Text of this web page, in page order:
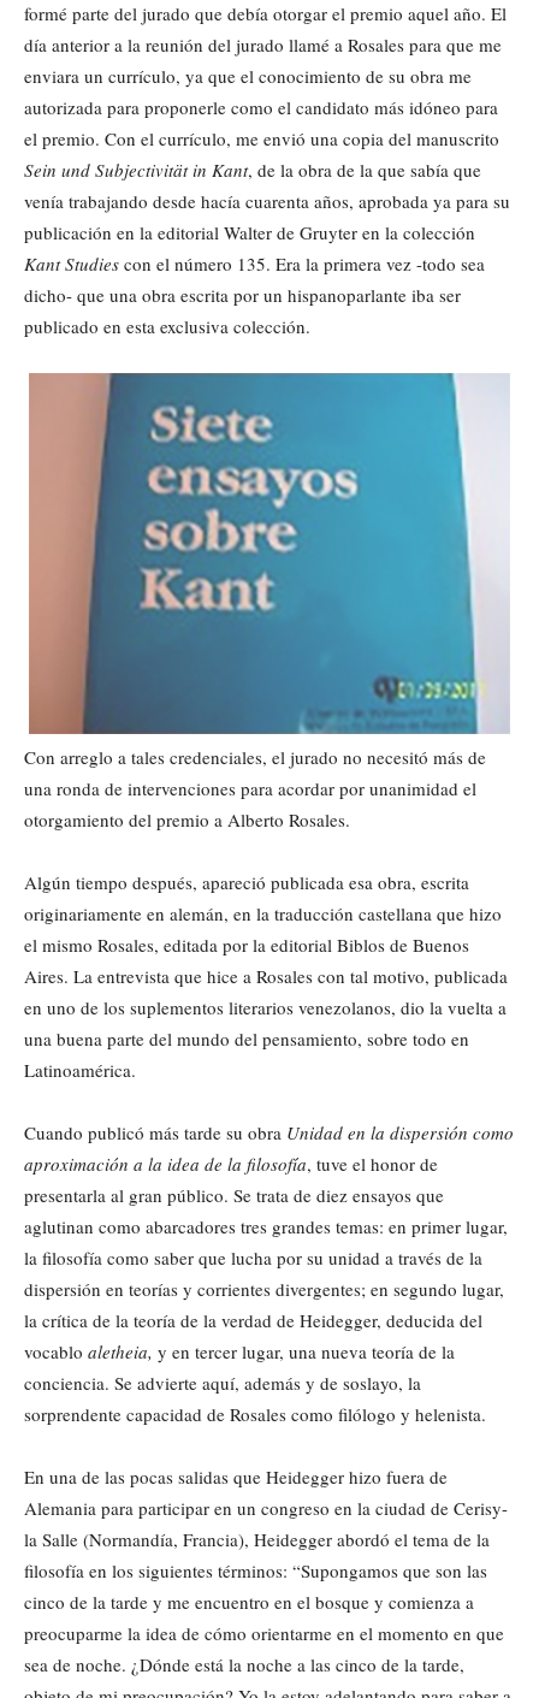
formé parte del jurado que debía otorgar el premio aquel año. El
día anterior a la reunión del jurado llamé a Rosales para que me
enviara un currículo, ya que el conocimiento de su obra me
autorizada para proponerle como el candidato más idóneo para
el premio. Con el currículo, me envió una copia del manuscrito
Sein und Subjectivität in Kant, de la obra de la que sabía que
venía trabajando desde hacía cuarenta años, aprobada ya para su
publicación en la editorial Walter de Gruyter en la colección
Kant Studies con el número 135. Era la primera vez -todo sea
dicho- que una obra escrita por un hispanoparlante iba ser
publicado en esta exclusiva colección.
Con arreglo a tales credenciales, el jurado no necesitó más de
una ronda de intervenciones para acordar por unanimidad el
otorgamiento del premio a Alberto Rosales.
Algún tiempo después, apareció publicada esa obra, escrita
originariamente en alemán, en la traducción castellana que hizo
el mismo Rosales, editada por la editorial Biblos de Buenos
Aires. La entrevista que hice a Rosales con tal motivo, publicada
en uno de los suplementos literarios venezolanos, dio la vuelta a
una buena parte del mundo del pensamiento, sobre todo en
Latinoamérica.
Cuando publicó más tarde su obra Unidad en la dispersión como
aproximación a la idea de la filosofía, tuve el honor de
presentarla al gran público. Se trata de diez ensayos que
aglutinan como abarcadores tres grandes temas: en primer lugar,
la filosofía como saber que lucha por su unidad a través de la
dispersión en teorías y corrientes divergentes; en segundo lugar,
la crítica de la teoría de la verdad de Heidegger, deducida del
vocablo aletheia, y en tercer lugar, una nueva teoría de la
conciencia. Se advierte aquí, además y de soslayo, la
sorprendente capacidad de Rosales como filólogo y helenista.
En una de las pocas salidas que Heidegger hizo fuera de
Alemania para participar en un congreso en la ciudad de Cerisy-
la Salle (Normandía, Francia), Heidegger abordó el tema de la
filosofía en los siguientes términos: “Supongamos que son las
cinco de la tarde y me encuentro en el bosque y comienza a
preocuparme la idea de cómo orientarme en el momento en que
sea de noche. ¿Dónde está la noche a las cinco de la tarde,